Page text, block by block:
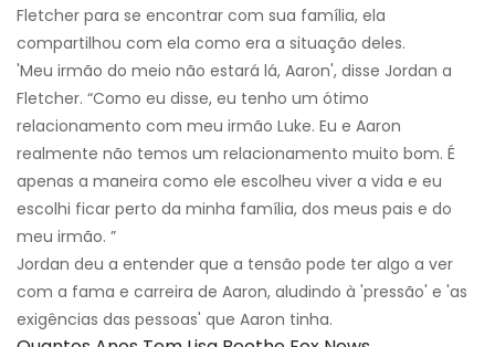
Fletcher para se encontrar com sua família, ela
compartilhou com ela como era a situação deles.
'Meu irmão do meio não estará lá, Aaron', disse Jordan a
Fletcher. “Como eu disse, eu tenho um ótimo
relacionamento com meu irmão Luke. Eu e Aaron
realmente não temos um relacionamento muito bom. É
apenas a maneira como ele escolheu viver a vida e eu
escolhi ficar perto da minha família, dos meus pais e do
meu irmão. ”
Jordan deu a entender que a tensão pode ter algo a ver
com a fama e carreira de Aaron, aludindo à 'pressão' e 'as
exigências das pessoas' que Aaron tinha.